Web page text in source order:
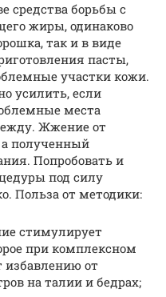
средства борьбы с
жиры, одинаково
так и в виде
пасты,
участки кожи.
усилить, если
места
Жжение от
полученный
Попробовать и
под силу
Польза от методики:
стимулирует
при комплексном
избавлению от
на талии и бедрах;